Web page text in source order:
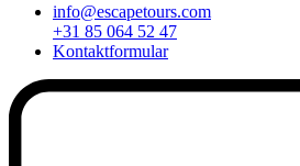
info@escapetours.com
+31 85 064 52 47
Kontaktformular